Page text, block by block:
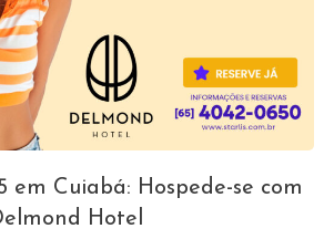
em Cuiabá: Hospede-se com
Hotel